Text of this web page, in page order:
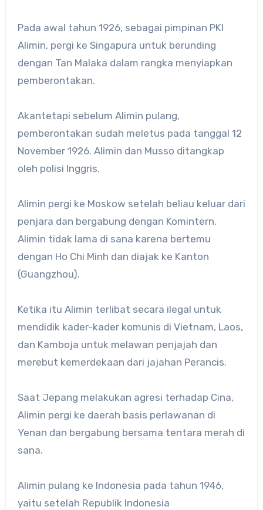
Pada awal tahun 1926, sebagai pimpinan PKI
Alimin, pergi ke Singapura untuk berunding
dengan Tan Malaka dalam rangka menyiapkan
pemberontakan.
Akantetapi sebelum Alimin pulang,
pemberontakan sudah meletus pada tanggal 12
November 1926. Alimin dan Musso ditangkap
oleh polisi Inggris.
Alimin pergi ke Moskow setelah beliau keluar dari
penjara dan bergabung dengan Komintern.
Alimin tidak lama di sana karena bertemu
dengan Ho Chi Minh dan diajak ke Kanton
(Guangzhou).
Ketika itu Alimin terlibat secara ilegal untuk
mendidik kader-kader komunis di Vietnam, Laos,
dan Kamboja untuk melawan penjajah dan
merebut kemerdekaan dari jajahan Perancis.
Saat Jepang melakukan agresi terhadap Cina,
Alimin pergi ke daerah basis perlawanan di
Yenan dan bergabung bersama tentara merah di
sana.
Alimin pulang ke Indonesia pada tahun 1946,
yaitu setelah Republik Indonesia